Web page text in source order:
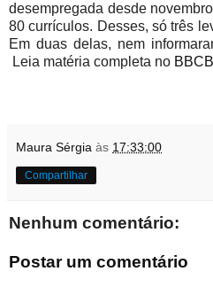
desempregada desde
80 currículos. Desses, só três
Em duas delas, nem
Leia matéria completa no
Maura Sérgia às 17:33:00
Compartilhar
Nenhum comentário:
Postar um comentário